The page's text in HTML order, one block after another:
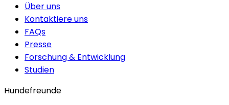
Über uns
Kontaktiere uns
FAQs
Presse
Forschung & Entwicklung
Studien
Hundefreunde